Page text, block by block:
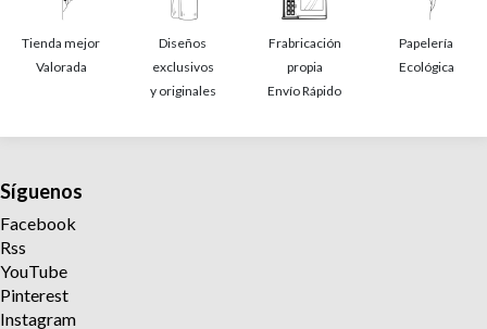
Tienda mejor
Valorada
Diseños
exclusivos
y originales
Frabricación
propia
Envío Rápido
Papelería
Ecológica
Síguenos
Facebook
Rss
YouTube
Pinterest
Instagram